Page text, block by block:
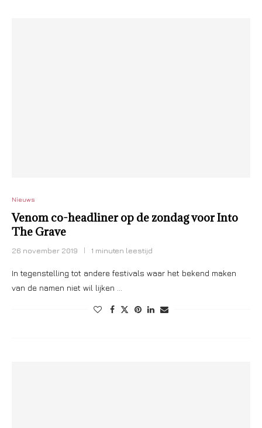
Nieuws
Venom co-headliner op de zondag voor Into
The Grave
26 november 2019 1 minuten leestijd
In tegenstelling tot andere festivals waar het bekend maken
van de namen niet wil lijken …